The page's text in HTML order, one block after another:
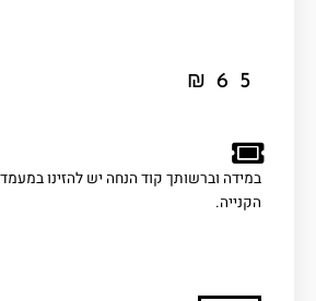
₪ 65
במידה וברשותך קוד הנחה יש להזינו
הקנייה.